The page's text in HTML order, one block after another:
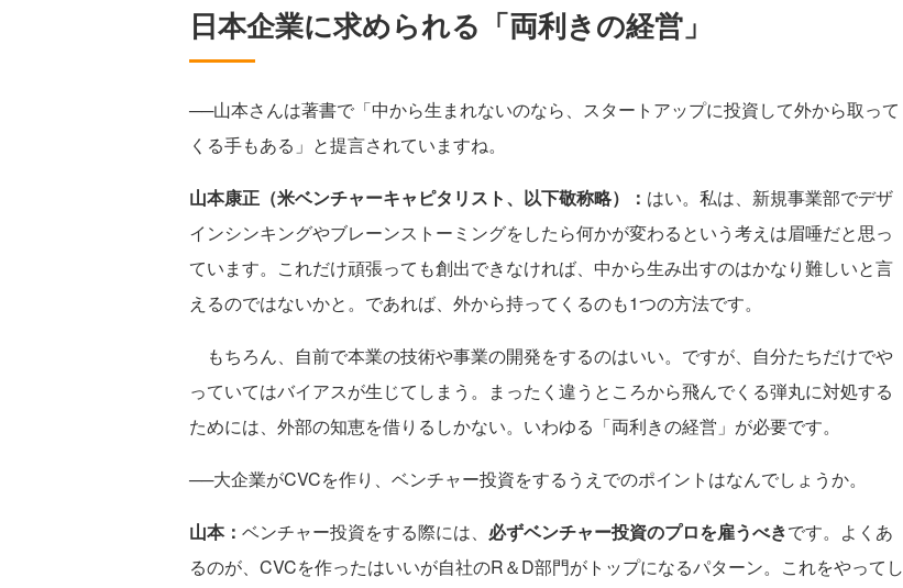
日本企業に求められる「両利きの経営」
──山本さんは著書で「中から生まれないのなら、スタートアップに投資して外から取って
くる手もある」と提言されていますね。
山本康正（米ベンチャーキャピタリスト、以下敬称略）： はい。私は、新規事業部でデザ
インシンキングやブレーンストーミングをしたら何かが変わるという考えは眉唾だと思っ
ています。これだけ頑張っても創出できなければ、中から生み出すのはかなり難しいと言
えるのではないかと。であれば、外から持ってくるのも1つの方法です。
もちろん、自前で本業の技術や事業の開発をするのはいい。ですが、自分たちだけでや
っていてはバイアスが生じてしまう。まったく違うところから飛んでくる弾丸に対処する
ためには、外部の知恵を借りるしかない。いわゆる「両利きの経営」が必要です。
──大企業がCVCを作り、ベンチャー投資をするうえでのポイントはなんでしょうか。
山本： ベンチャー投資をする際には、 必ずベンチャー投資のプロを雇うべきです。よくあ
るのが、CVCを作ったはいいが自社のR＆D部門がトップになるパターン。これをやってし